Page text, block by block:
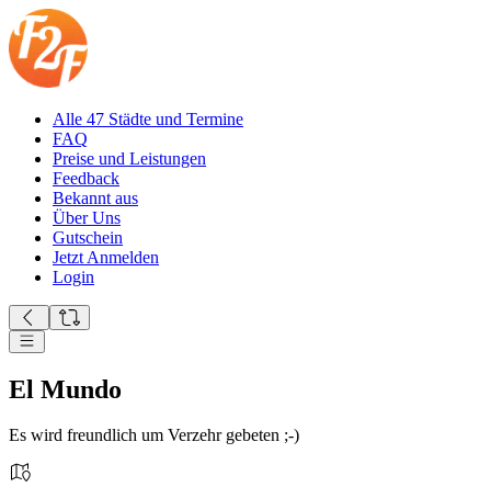
Alle 47 Städte und Termine
FAQ
Preise und Leistungen
Feedback
Bekannt aus
Über Uns
Gutschein
Jetzt Anmelden
Login
El Mundo
Es wird freundlich um Verzehr gebeten ;-)